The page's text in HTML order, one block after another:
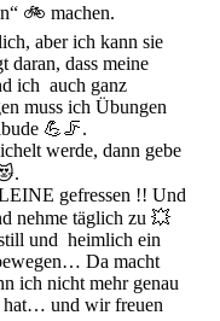
🚲 machen.
aber ich kann sie
daran, dass meine
ich auch ganz
muss ich Übungen
💪🦵.
werde, dann gebe
gefressen !! Und
nehme täglich zu 💥
und heimlich ein
Da macht
ich nicht mehr genau
hat… und wir freuen